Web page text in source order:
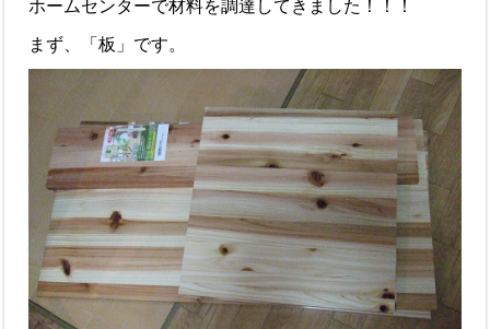
ホームセンターで材料を調達してきました！！！
まず、「板」です。